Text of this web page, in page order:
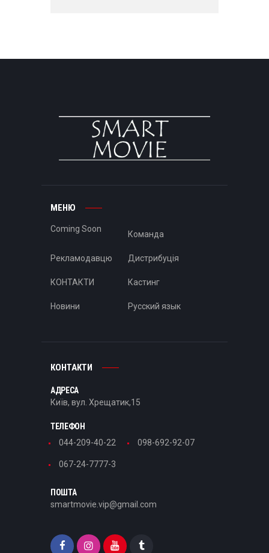
МЕНЮ
Coming Soon
Команда
Рекламодавцю Дистрибуція
КОНТАКТИ Кастинг
Новини Русский язык
КОНТАКТИ
АДРЕСА
Київ, вул. Хрещатик,15
ТЕЛЕФОН
044-209-40-22
098-692-92-07
067-24-7777-3
ПОШТА
smartmovie.vip@gmail.com